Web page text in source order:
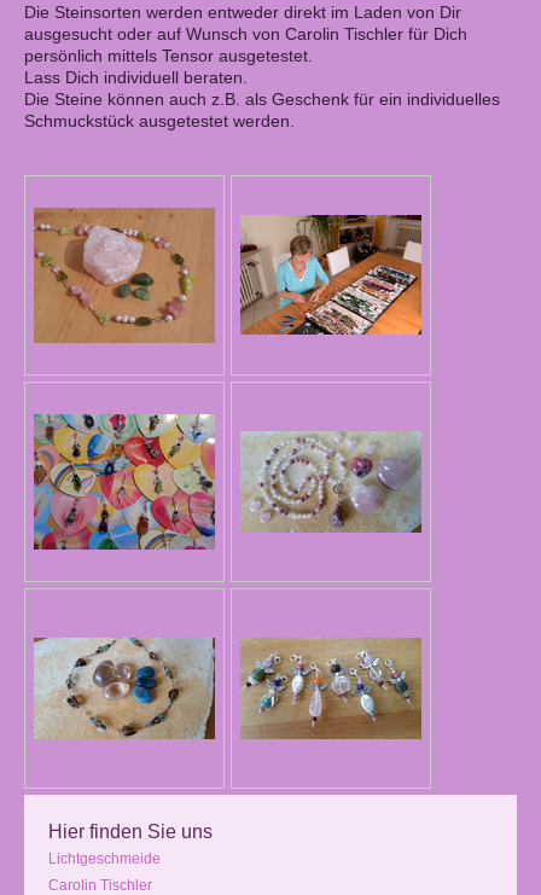
Die Steinsorten werden entweder direkt im Laden von Dir
ausgesucht oder auf Wunsch von Carolin Tischler für Dich
persönlich mittels Tensor ausgetestet.
Lass Dich individuell beraten.
Die Steine können auch z.B. als Geschenk für ein individuelles
Schmuckstück ausgetestet werden.
Hier finden Sie uns
Lichtgeschmeide
Carolin Tischler